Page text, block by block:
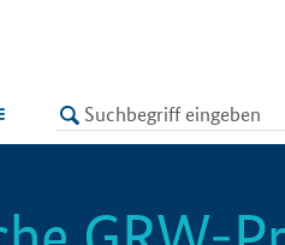
LISTE